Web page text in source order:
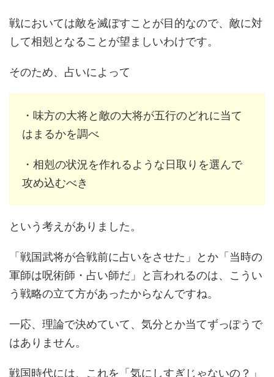
戦においては敵を滅ぼすことが目的なので、敵に対
して相剋となることが望ましいわけです。
そのため、占いによって
・味方の大将と敵の大将が五行のどれに当て
はまるかを調べ
・相剋の状況を作れるような日取りを選んで
攻め込むべき
という考えがありました。
「戦国武将が合戦前に占いをさせた」とか「当時の
軍師は呪術師・占い師だ」と言われるのは、こうい
う戦略の立て方があったからなんですね。
一応、理論で決めていて、気分とか当てずっぽうで
はありません。
戦国時代には、これを「気にしすぎじゃないの？」